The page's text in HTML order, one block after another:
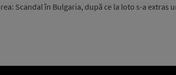
Scandal în Bulgaria, după ce la loto s-a extras